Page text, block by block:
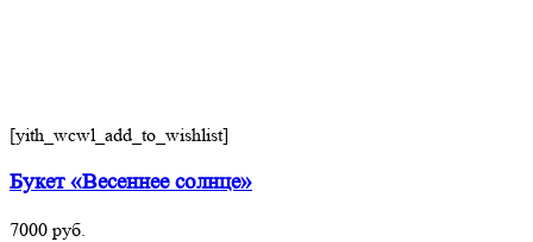
[yith_wcwl_add_to_wishlist]
Букет «Весеннее солнце»
7000 руб.